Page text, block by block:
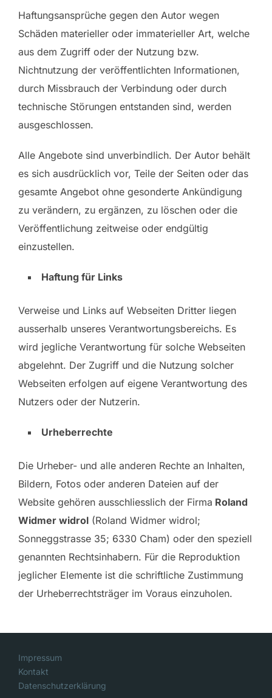
Haftungsansprüche gegen den Autor wegen
Schäden materieller oder immaterieller Art, welche
aus dem Zugriff oder der Nutzung bzw.
Nichtnutzung der veröffentlichten Informationen,
durch Missbrauch der Verbindung oder durch
technische Störungen entstanden sind, werden
ausgeschlossen.
Alle Angebote sind unverbindlich. Der Autor behält
es sich ausdrücklich vor, Teile der Seiten oder das
gesamte Angebot ohne gesonderte Ankündigung
zu verändern, zu ergänzen, zu löschen oder die
Veröffentlichung zeitweise oder endgültig
einzustellen.
Haftung für Links
Verweise und Links auf Webseiten Dritter liegen
ausserhalb unseres Verantwortungsbereichs. Es
wird jegliche Verantwortung für solche Webseiten
abgelehnt. Der Zugriff und die Nutzung solcher
Webseiten erfolgen auf eigene Verantwortung des
Nutzers oder der Nutzerin.
Urheberrechte
Die Urheber- und alle anderen Rechte an Inhalten,
Bildern, Fotos oder anderen Dateien auf der
Website gehören ausschliesslich der Firma Roland
Widmer widrol (Roland Widmer widrol;
Sonneggstrasse 35; 6330 Cham) oder den speziell
genannten Rechtsinhabern. Für die Reproduktion
jeglicher Elemente ist die schriftliche Zustimmung
der Urheberrechtsträger im Voraus einzuholen.
Impressum
Kontakt
Datenschutzerklärung